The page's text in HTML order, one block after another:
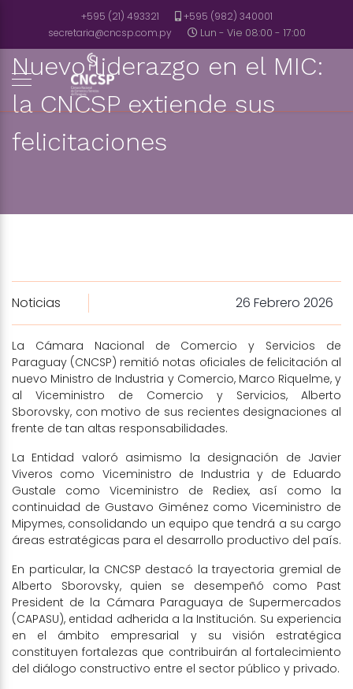
+595 (21) 493321
+595 (982) 340001
secretaria@cncsp.com.py
Lun - Vie 08:00 - 17:00
Nuevo liderazgo en el MIC:
la CNCSP extiende sus
felicitaciones
Noticias 26 Febrero 2026
La Cámara Nacional de Comercio y Servicios de
Paraguay (CNCSP) remitió notas oficiales de felicitación al
nuevo Ministro de Industria y Comercio, Marco Riquelme, y
al Viceministro de Comercio y Servicios, Alberto
Sborovsky, con motivo de sus recientes designaciones al
frente de tan altas responsabilidades.
La Entidad valoró asimismo la designación de Javier
Viveros como Viceministro de Industria y de Eduardo
Gustale como Viceministro de Rediex, así como la
continuidad de Gustavo Giménez como Viceministro de
Mipymes, consolidando un equipo que tendrá a su cargo
áreas estratégicas para el desarrollo productivo del país.
En particular, la CNCSP destacó la trayectoria gremial de
Alberto Sborovsky, quien se desempeñó como Past
President de la Cámara Paraguaya de Supermercados
(CAPASU), entidad adherida a la Institución. Su experiencia
en el ámbito empresarial y su visión estratégica
constituyen fortalezas que contribuirán al fortalecimiento
del diálogo constructivo entre el sector público y privado.